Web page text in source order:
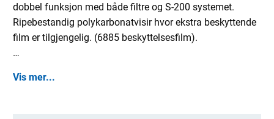
dobbel funksjon med både filtre og S-200 systemet.
Ripebestandig polykarbonatvisir hvor ekstra beskyttende
film er tilgjengelig. (6885 beskyttelsesfilm).
EN 136
Vis mer...